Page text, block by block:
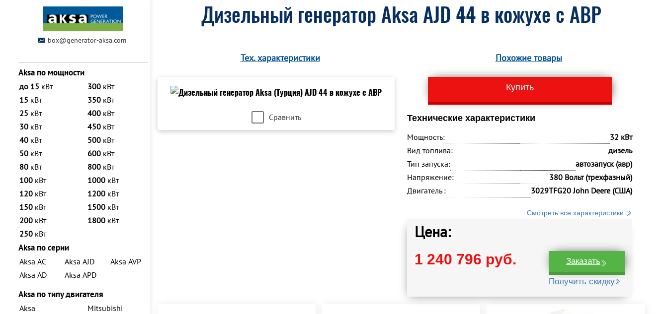
box@generator-aksa.com
Aksa по мощности
до 15 кВт
15 кВт
25 кВт
30 кВт
40 кВт
50 кВт
80 кВт
100 кВт
120 кВт
150 кВт
200 кВт
250 кВт
300 кВт
350 кВт
400 кВт
450 кВт
500 кВт
600 кВт
800 кВт
1000 кВт
1200 кВт
1500 кВт
1800 кВт
Aksa по серии
Aksa AC
Aksa AD
Aksa AJD
Aksa APD
Aksa AVP
Aksa по типу двигателя
Aksa
Mitsubishi
Дизельный генератор Aksa AJD 44 в кожухе с АВР
Тех. характеристики Похожие товары
Сравнить
Купить
Технические характеристики
Мощность:
32 кВт
Вид топлива:
дизель
Тип запуска:
автозапуск (авр)
Напряжение:
380 Вольт (трехфазный)
Двигатель :
3029TFG20 John Deere (США)
Смотреть все характеристики
Цена:
1 240 796 руб. Заказать
Получить скидку